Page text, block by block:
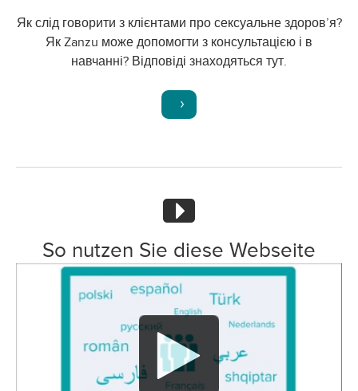
Як слід говорити з клієнтами про сексуальне здоров’я?
Як Zanzu може допомогти з консультацією і в
навчанні? Відповіді знаходяться тут.
So nutzen Sie diese Webseite